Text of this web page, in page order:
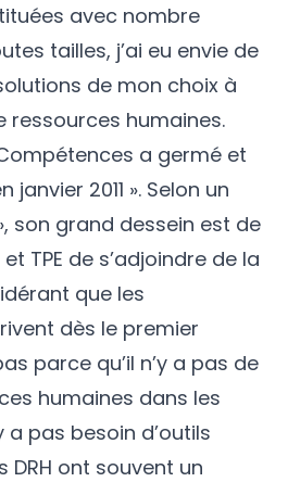
avec nombre
tailles, j’ai eu envie de
de mon choix à
ressources humaines.
a germé et
janvier 2011 ». Selon un
son grand dessein est de
TPE de s’adjoindre de la
que les
dès le premier
parce qu’il n’y a pas de
humaines dans les
a pas besoin d’outils
DRH ont souvent un